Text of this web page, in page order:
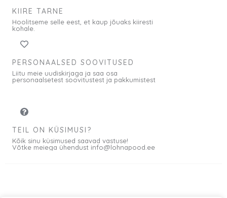
KIIRE TARNE
Hoolitseme selle eest, et kaup jõuaks kiiresti
kohale.
PERSONAALSED SOOVITUSED
Liitu meie uudiskirjaga ja saa osa
personaalsetest soovitustest ja pakkumistest
TEIL ON KÜSIMUSI?
Kõik sinu küsimused saavad vastuse!
Võtke meiega ühendust info@lohnapood.ee